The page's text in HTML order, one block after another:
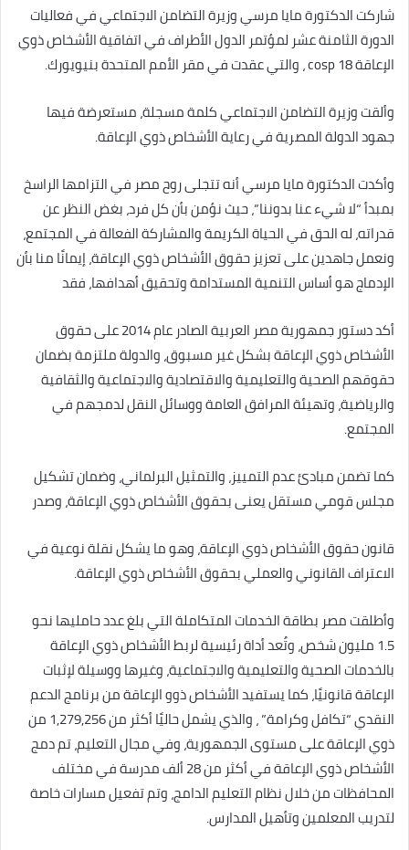
شاركت الدكتورة مايا مرسي وزيرة التضامن الاجتماعي في فعاليات
الدورة الثامنة عشر لمؤتمر الدول الأطراف في اتفاقية الأشخاص ذوي
الإعاقة cosp 18 ، والتي عقدت في مقر الأمم المتحدة بنيويورك.
وألقت وزيرة التضامن الاجتماعي كلمة مسجلة، مستعرضة فيها
جهود الدولة المصرية في رعاية الأشخاص ذوي الإعاقة.
وأكدت الدكتورة مايا مرسي أنه تتجلى روح مصر في التزامها الراسخ
بمبدأ “لا شيء عنا بدوننا”، حيث نؤمن بأن كل فرد، بغض النظر عن
قدراته، له الحق في الحياة الكريمة والمشاركة الفعالة في المجتمع،
ونعمل جاهدين على تعزيز حقوق الأشخاص ذوي الإعاقة، إيمانًا منا بأن
الإدماج هو أساس التنمية المستدامة وتحقيق أهدافها، فقد
أكد دستور جمهورية مصر العربية الصادر عام 2014 على حقوق
الأشخاص ذوي الإعاقة بشكل غير مسبوق، والدولة ملتزمة بضمان
حقوقهم الصحية والتعليمية والاقتصادية والاجتماعية والثقافية
والرياضية، وتهيئة المرافق العامة ووسائل النقل لدمجهم في
المجتمع.
كما تضمن مبادئ عدم التمييز، والتمثيل البرلماني، وضمان تشكيل
مجلس قومي مستقل يعنى بحقوق الأشخاص ذوي الإعاقة، وصدر
قانون حقوق الأشخاص ذوي الإعاقة، وهو ما يشكل نقلة نوعية في
الاعتراف القانوني والعملي بحقوق الأشخاص ذوي الإعاقة.
وأطلقت مصر بطاقة الخدمات المتكاملة التي بلغ عدد حامليها نحو
1.5 مليون شخص، وتُعد أداة رئيسية لربط الأشخاص ذوي الإعاقة
بالخدمات الصحية والتعليمية والاجتماعية، وغيرها ووسيلة لإثبات
الإعاقة قانونيًا، كما يستفيد الأشخاص ذوو الإعاقة من برنامج الدعم
النقدي “تكافل وكرامة” ، والذي يشمل حاليًا أكثر من 1,279,256 من
ذوي الإعاقة على مستوى الجمهورية، وفي مجال التعليم، تم دمج
الأشخاص ذوي الإعاقة في أكثر من 28 ألف مدرسة في مختلف
المحافظات من خلال نظام التعليم الدامج، وتم تفعيل مسارات خاصة
لتدريب المعلمين وتأهيل المدارس.